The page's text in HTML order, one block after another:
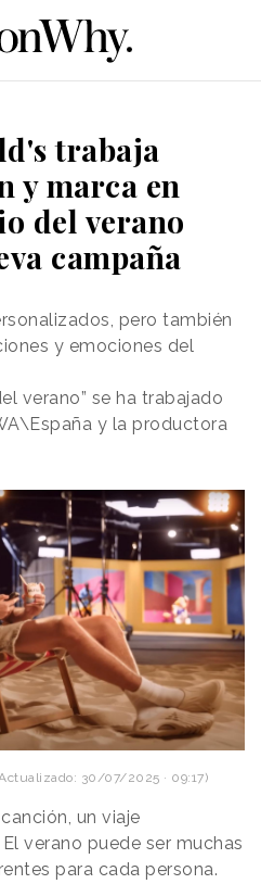
trabaja
y marca en
del verano
campaña
pero también
y emociones del
verano” se ha trabajado
y la productora
30/07/2025 · 09:17)
un viaje
verano puede ser muchas
para cada persona.